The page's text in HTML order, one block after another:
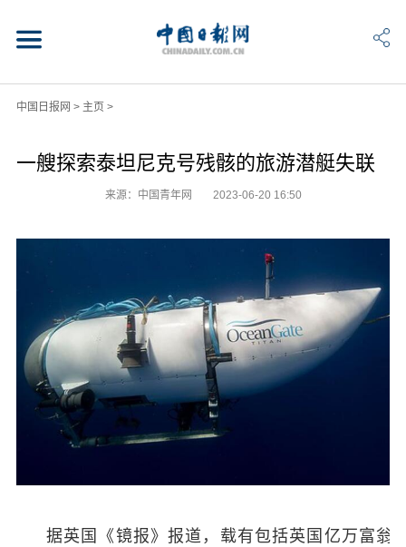
中国日报网 > 主页>
一艘探索泰坦尼克号残骸的旅游潜艇失联
来源：中国青年网 2023-06-20 16:50
据英国《镜报》报道，载有包括英国亿万富翁